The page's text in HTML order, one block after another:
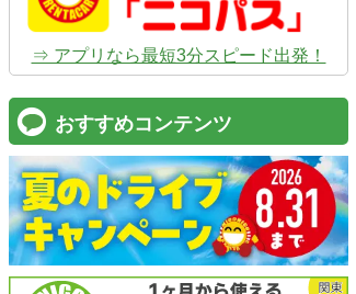
⇒ アプリなら最短3分スピード出発！
おすすめコンテンツ